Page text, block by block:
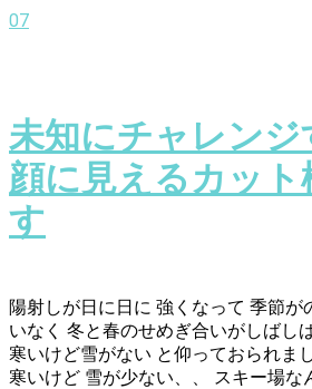
07
未知にチャレン
顔に見えるカッ
す
陽射しが日に日に 強くなって 季節が
いなく 冬と春のせめぎ合いがしばし
寒いけど雪がない と仰っておられま
寒いけど 雪が少ない、、 スキー場な